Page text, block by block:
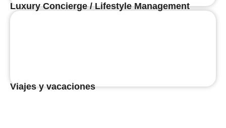
Luxury Concierge / Lifestyle Management
Viajes y vacaciones